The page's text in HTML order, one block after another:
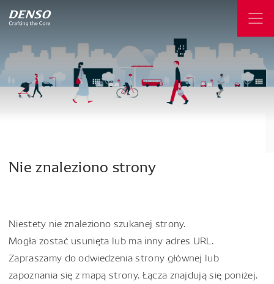
Nie znaleziono strony
Niestety nie znaleziono szukanej strony.
Mogła zostać usunięta lub ma inny adres URL.
Zapraszamy do odwiedzenia strony głównej lub
zapoznania się z mapą strony. Łącza znajdują się poniżej.